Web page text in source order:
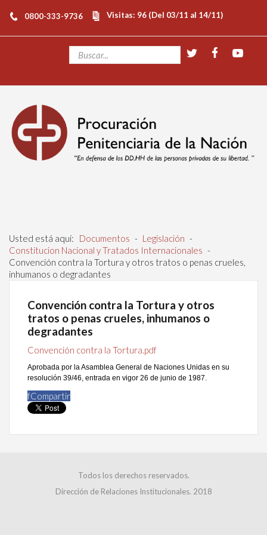
0800-333-9736 Visitas: 96 (Del 03/11 al 14/11)
Usted está aquí: Documentos - Legislación -
Constitucion Nacional y Tratados Internacionales -
Convención contra la Tortura y otros tratos o penas crueles,
inhumanos o degradantes
Convención contra la Tortura y otros
tratos o penas crueles, inhumanos o
degradantes
Convención contra la Tortura.pdf
Aprobada por la Asamblea General de Naciones Unidas en su
resolución 39/46, entrada en vigor 26 de junio de 1987.
fCompartir
Todos los derechos reservados.
Dirección de Relaciones Institucionales. 2018